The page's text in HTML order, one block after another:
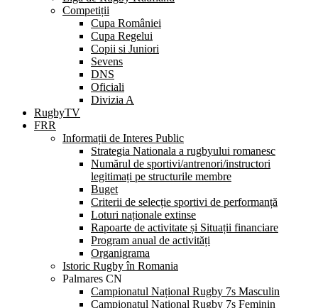
Competiții
Cupa României
Cupa Regelui
Copii si Juniori
Sevens
DNS
Oficiali
Divizia A
RugbyTV
FRR
Informații de Interes Public
Strategia Nationala a rugbyului romanesc
Numărul de sportivi/antrenori/instructori
legitimați pe structurile membre
Buget
Criterii de selecție sportivi de performanță
Loturi naționale extinse
Rapoarte de activitate și Situații financiare
Program anual de activități
Organigrama
Istoric Rugby în Romania
Palmares CN
Campionatul Național Rugby 7s Masculin
Campionatul Național Rugby 7s Feminin